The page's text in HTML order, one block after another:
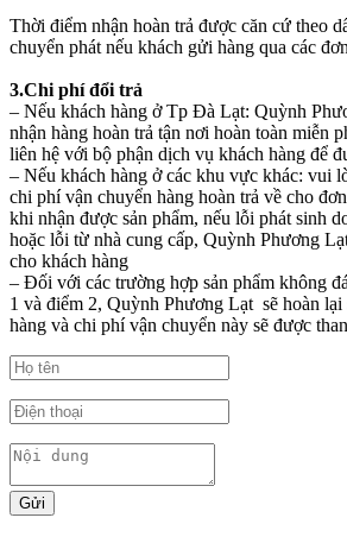
Thời điểm nhận hoàn trả được căn cứ theo
chuyển phát nếu khách gửi hàng qua các
3.Chi phí đổi trả
– Nếu khách hàng ở Tp Đà Lạt: Quỳnh
nhận hàng hoàn trả tận nơi hoàn toàn miễn
liên hệ với bộ phận dịch vụ khách hàng để
– Nếu khách hàng ở các khu vực khác: vui
chi phí vận chuyển hàng hoàn trả về cho
khi nhận được sản phẩm, nếu lỗi phát sinh
hoặc lỗi từ nhà cung cấp, Quỳnh Phương
cho khách hàng
– Đối với các trường hợp sản phẩm không
1 và điểm 2, Quỳnh Phương Lạt sẽ hoàn lại
hàng và chi phí vận chuyển này sẽ được
Gửi